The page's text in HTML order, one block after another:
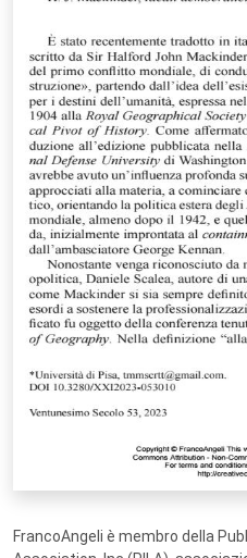
FrancoAngeli è membro della